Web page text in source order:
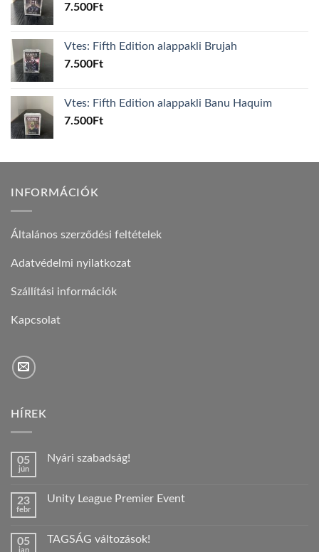
7.500Ft
Vtes: Fifth Edition alappakli Brujah
7.500Ft
Vtes: Fifth Edition alappakli Banu Haquim
7.500Ft
INFORMÁCIÓK
Általános szerződési feltételek
Adatvédelmi nyilatkozat
Szállítási információk
Kapcsolat
HÍREK
05
jún
Nyári szabadság!
Nyári
23
febr
Unity League Premier Event
Unity
05
jan
TAGSÁG változások!